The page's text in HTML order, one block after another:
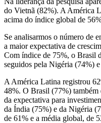
do Vietnã (82%). A América
acima do índice global de
Se analisarmos o número de
a maior expectativa de
Com índice de 75%, o Brasil
seguidos pela Nigéria (74%)
A América Latina registrou
48%. O Brasil (77%) também
da expectativa para
da Índia (75%) e da Nigéria
de 61% e a média global, de